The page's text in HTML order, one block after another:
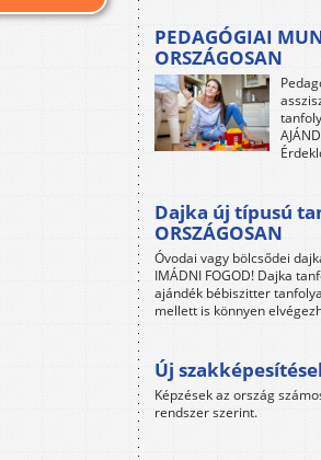
PEDAGÓGIAI
ORSZÁGOSAN
Dajka új típusú
ORSZÁGOSAN
Óvodai vagy bölcsődei
IMÁDNI FOGOD! Dajka
ajándék bébiszitter
mellett is könnyen
Új
Képzések az ország
rendszer szerint.